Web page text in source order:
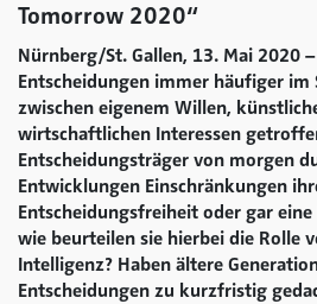
Tomorrow 2020“
Nürnberg/St. Gallen, 13. Mai 2020
Entscheidungen immer häufiger im
zwischen eigenem Willen,
wirtschaftlichen Interessen
Entscheidungsträger von morgen
Entwicklungen Einschränkungen
Entscheidungsfreiheit oder gar
wie beurteilen sie hierbei die Rolle
Intelligenz? Haben ältere
Entscheidungen zu kurzfristig